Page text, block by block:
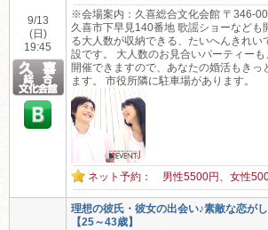
9/13
(日)
19:45
※会場案内：久喜総合文化会館 〒346-
久喜市下早見140番地 歌謡ショーなども
る大人数が収納できる、たいへんきれい
設です。 大人数のお見合いパーティーも
開催できますので、あなたの婚活もきっ
ます。 市役所隣に駐車場があります。
ネット予約： 男性5500円、女性
理想の彼氏・彼女の出会い♪素敵な恋が
【25～43歳】